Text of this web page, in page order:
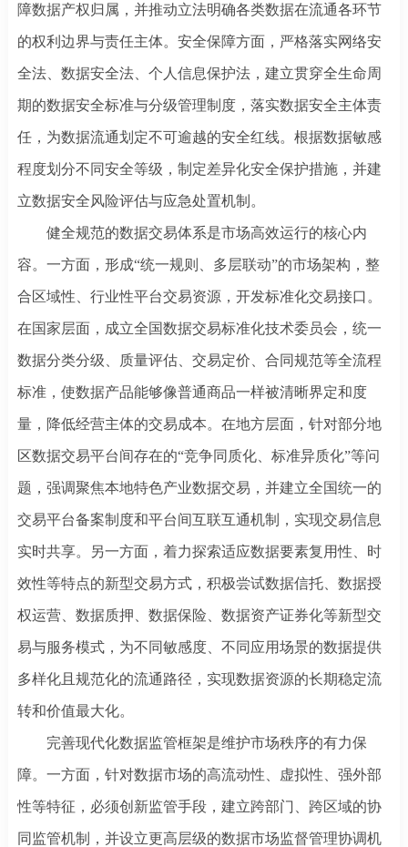
障数据产权归属，并推动立法明确各类数据在流通各环节
的权利边界与责任主体。安全保障方面，严格落实网络安
全法、数据安全法、个人信息保护法，建立贯穿全生命周
期的数据安全标准与分级管理制度，落实数据安全主体责
任，为数据流通划定不可逾越的安全红线。根据数据敏感
程度划分不同安全等级，制定差异化安全保护措施，并建
立数据安全风险评估与应急处置机制。
健全规范的数据交易体系是市场高效运行的核心内
容。一方面，形成“统一规则、多层联动”的市场架构，整
合区域性、行业性平台交易资源，开发标准化交易接口。
在国家层面，成立全国数据交易标准化技术委员会，统一
数据分类分级、质量评估、交易定价、合同规范等全流程
标准，使数据产品能够像普通商品一样被清晰界定和度
量，降低经营主体的交易成本。在地方层面，针对部分地
区数据交易平台间存在的“竞争同质化、标准异质化”等问
题，强调聚焦本地特色产业数据交易，并建立全国统一的
交易平台备案制度和平台间互联互通机制，实现交易信息
实时共享。另一方面，着力探索适应数据要素复用性、时
效性等特点的新型交易方式，积极尝试数据信托、数据授
权运营、数据质押、数据保险、数据资产证券化等新型交
易与服务模式，为不同敏感度、不同应用场景的数据提供
多样化且规范化的流通路径，实现数据资源的长期稳定流
转和价值最大化。
完善现代化数据监管框架是维护市场秩序的有力保
障。一方面，针对数据市场的高流动性、虚拟性、强外部
性等特征，必须创新监管手段，建立跨部门、跨区域的协
同监管机制，并设立更高层级的数据市场监督管理协调机